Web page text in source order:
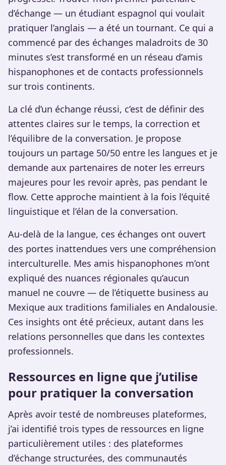
d’échange — un étudiant espagnol qui voulait
pratiquer l’anglais — a été un tournant. Ce qui a
commencé par des échanges maladroits de 30
minutes s’est transformé en un réseau d’amis
hispanophones et de contacts professionnels
sur trois continents.
La clé d’un échange réussi, c’est de définir des
attentes claires sur le temps, la correction et
l’équilibre de la conversation. Je propose
toujours un partage 50/50 entre les langues et je
demande aux partenaires de noter les erreurs
majeures pour les revoir après, pas pendant le
flow. Cette approche maintient à la fois l’équité
linguistique et l’élan de la conversation.
Au-delà de la langue, ces échanges ont ouvert
des portes inattendues vers une compréhension
interculturelle. Mes amis hispanophones m’ont
expliqué des nuances régionales qu’aucun
manuel ne couvre — de l’étiquette business au
Mexique aux traditions familiales en Andalousie.
Ces insights ont été précieux, autant dans les
relations personnelles que dans les contextes
professionnels.
Ressources en ligne que j’utilise
pour pratiquer la conversation
Après avoir testé de nombreuses plateformes,
j’ai identifié trois types de ressources en ligne
particulièrement utiles : des plateformes
d’échange structurées, des communautés